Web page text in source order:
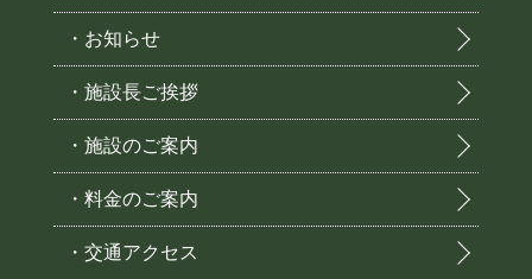
・お知らせ
・施設長ご挨拶
・施設のご案内
・料金のご案内
・交通アクセス